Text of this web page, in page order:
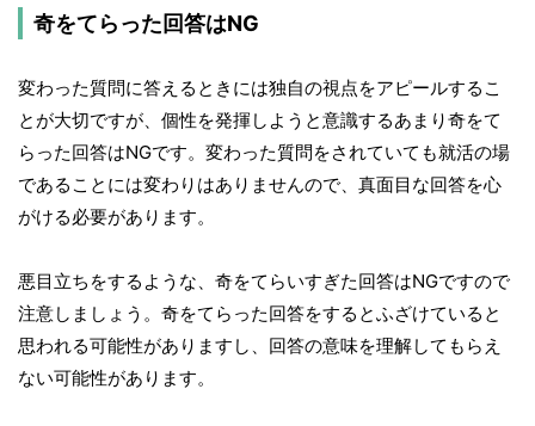
奇をてらった回答はNG
変わった質問に答えるときには独自の視点をアピールするこ
とが大切ですが、個性を発揮しようと意識するあまり奇をて
らった回答はNGです。変わった質問をされていても就活の場
であることには変わりはありませんので、真面目な回答を心
がける必要があります。
悪目立ちをするような、奇をてらいすぎた回答はNGですので
注意しましょう。奇をてらった回答をするとふざけていると
思われる可能性がありますし、回答の意味を理解してもらえ
ない可能性があります。